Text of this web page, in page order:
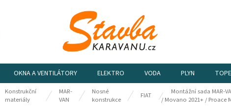
OKNA A VENTILÁTORY ELEKTRO VODA PLYN
Konstrukční
materiály
MAR-
VAN
Nosné
konstrukce
FIAT
Montážní sada MAR-
/ Movano 2021+ / Proace